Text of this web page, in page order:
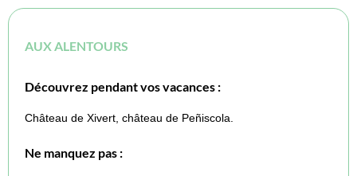
AUX ALENTOURS
Découvrez pendant vos vacances :
Château de Xivert, château de Peñiscola.
Ne manquez pas :